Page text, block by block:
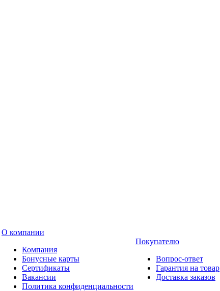
О компании
Компания
Бонусные карты
Сертификаты
Вакансии
Политика конфиденциальности
Покупателю
Вопрос-ответ
Гарантия на товар
Доставка заказов